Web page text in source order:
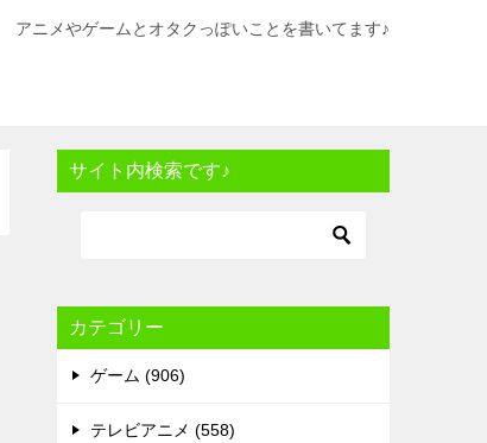
アニメやゲームとオタクっぽいことを書いてます♪
サイト内検索です♪
カテゴリー
ゲーム (906)
テレビアニメ (558)